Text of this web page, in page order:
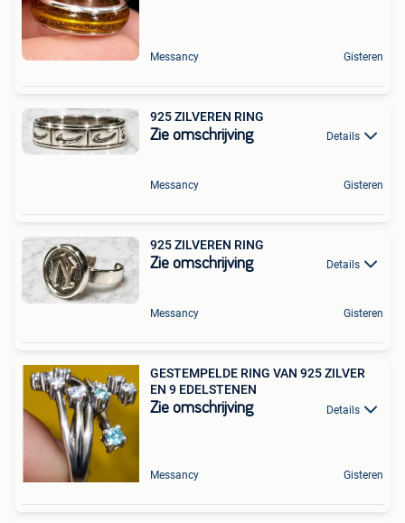
Messancy Gisteren
925 ZILVEREN RING
Zie omschrijving Details
Messancy Gisteren
925 ZILVEREN RING
Zie omschrijving Details
Messancy Gisteren
GESTEMPELDE RING VAN 925 ZILVER
EN 9 EDELSTENEN
Zie omschrijving Details
Messancy Gisteren